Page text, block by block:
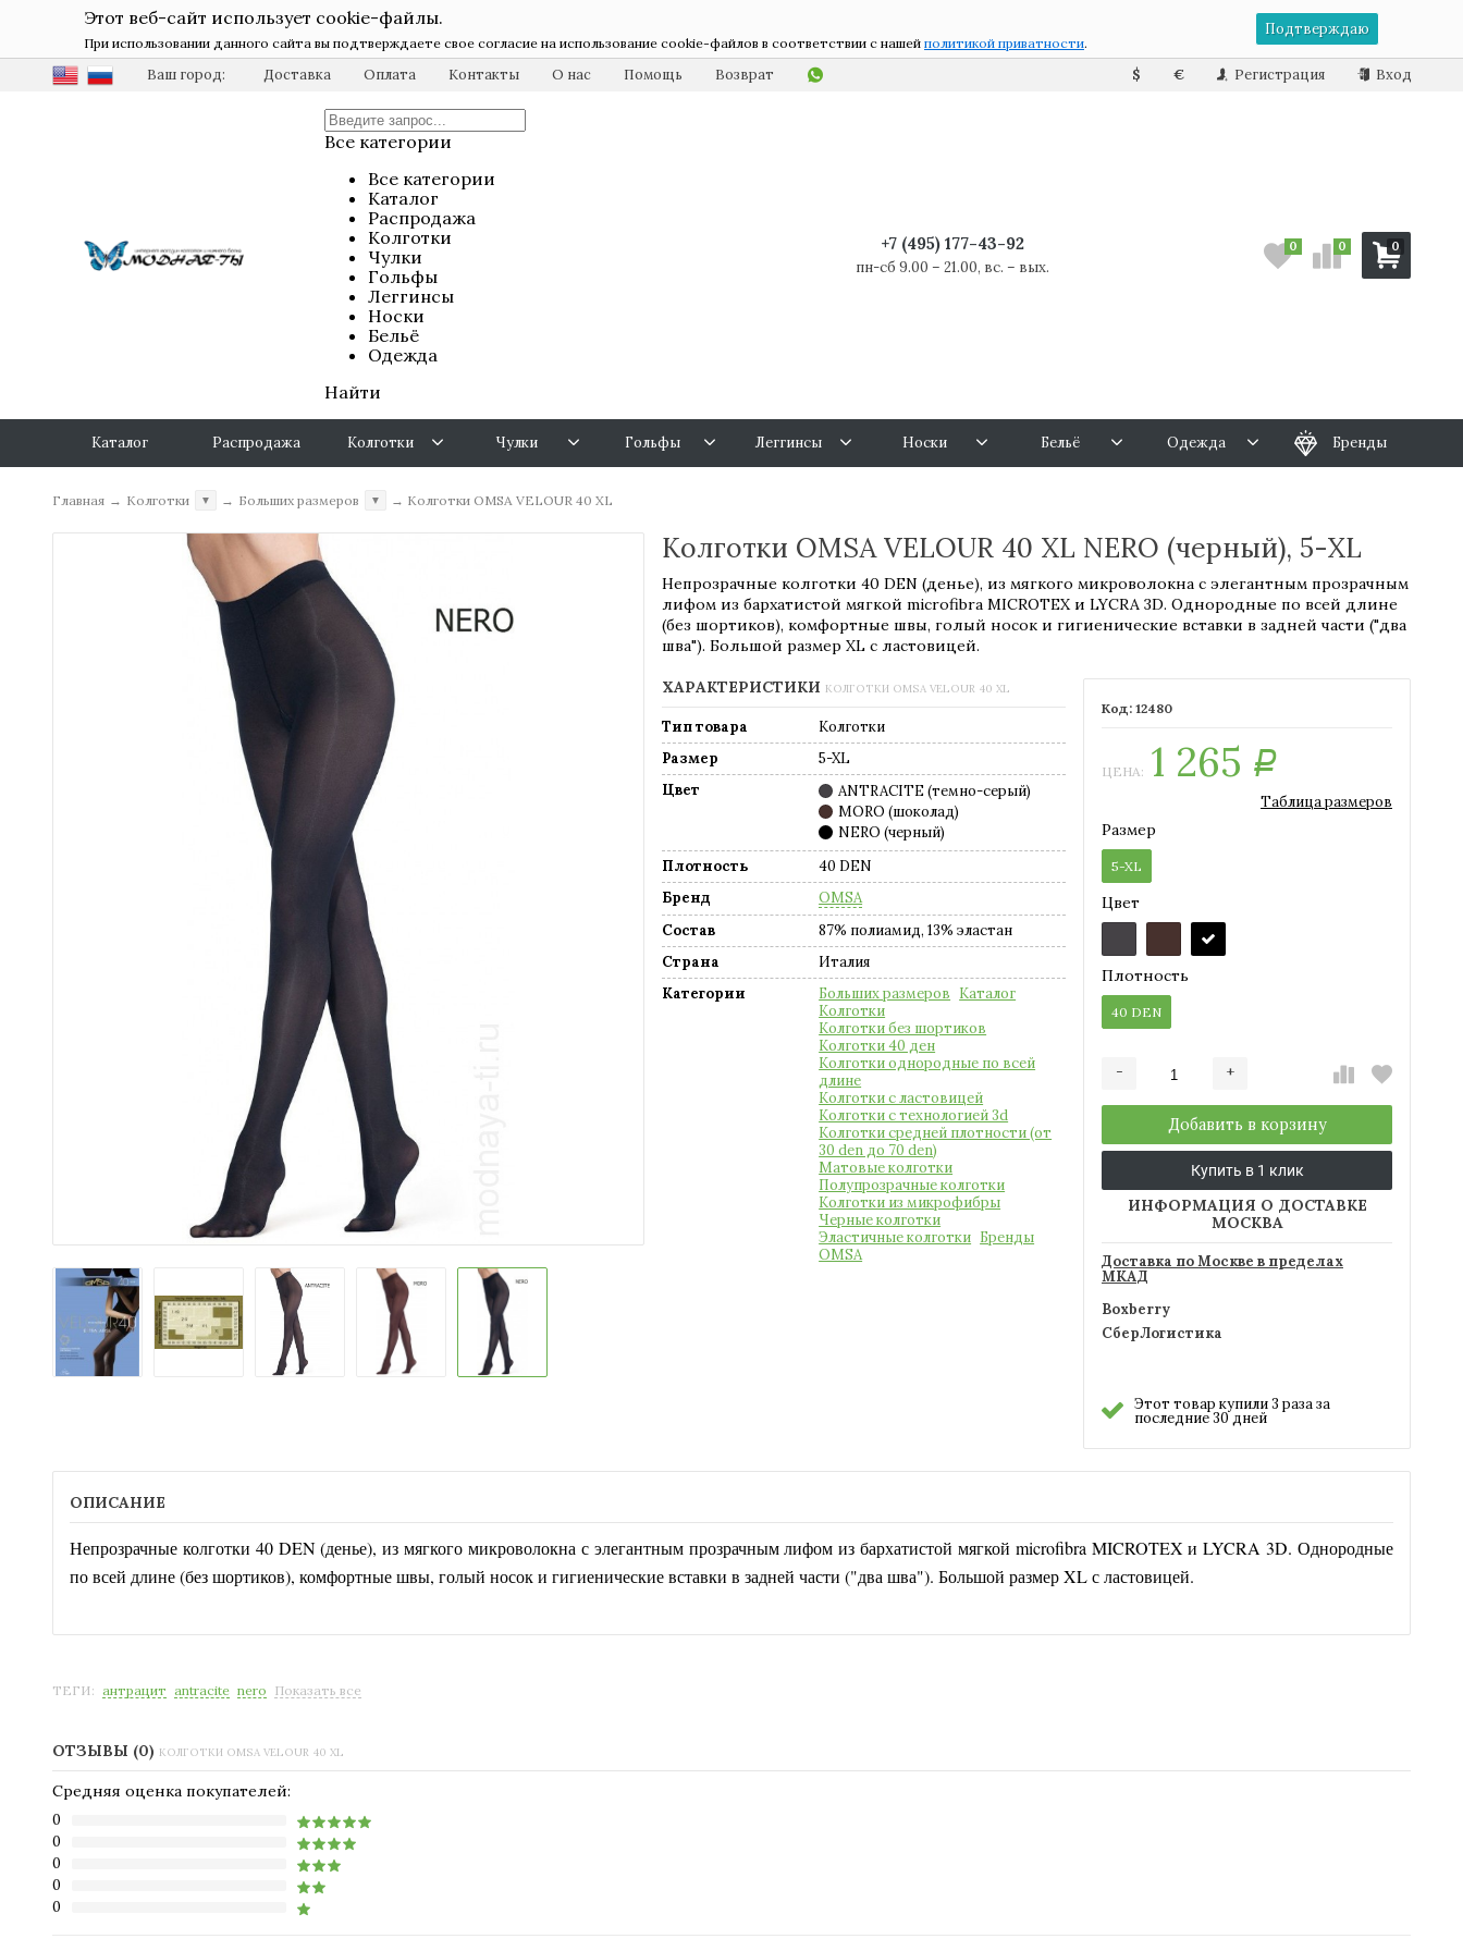
Этот веб-сайт использует cookie-файлы.
При использовании данного сайта вы подтверждаете свое согласие на использование cookie-файлов в соответствии с нашей политикой приватности.
Подтверждаю
Ваш город: Доставка Оплата Контакты О нас Помощь Возврат $ € Регистрация Вход
Все категории
Все категории
Каталог
Распродажа
Колготки
Чулки
Гольфы
Леггинсы
Носки
Бельё
Одежда
Найти
+7 (495) 177-43-92
пн-сб 9.00 – 21.00, вс. – вых.
0
0 0
Каталог Распродажа Колготки Чулки Гольфы Леггинсы Носки Бельё Одежда Бренды
Главная → Колготки ▼ → Больших размеров ▼ → Колготки OMSA VELOUR 40 XL
Колготки OMSA VELOUR 40 XL NERO (черный), 5-XL
Непрозрачные колготки 40 DEN (денье), из мягкого микроволокна с элегантным прозрачным
лифом из бархатистой мягкой microfibra MICROTEX и LYCRA 3D. Однородные по всей длине
(без шортиков), комфортные швы, голый носок и гигиенические вставки в задней части ("два
шва"). Большой размер XL с ластовицей.
12480
ЦЕНА: 1 265 Р
Таблица размеров
Размер
5-XL
Цвет
Плотность
40 DEN
- +
Добавить в корзину
Купить в 1 клик
ИНФОРМАЦИЯ О ДОСТАВКЕ
МОСКВА
Доставка по Москве в пределах
МКАД
Boxberry
СберЛогистика
Этот товар купили 3 раза за
последние 30 дней
ХАРАКТЕРИСТИКИ КОЛГОТКИ OMSA VELOUR 40 XL
Тип товара
Колготки
Размер
5-XL
Цвет
ANTRACITE (темно-серый)
MORO (шоколад)
NERO (черный)
Плотность
40 DEN
Бренд
OMSA
Состав
87% полиамид, 13% эластан
Страна
Италия
Категории
Больших размеров Каталог
Колготки
Колготки без шортиков
Колготки 40 ден
Колготки однородные по всей
длине
Колготки с ластовицей
Колготки с технологией 3d
Колготки средней плотности (от
30 den до 70 den)
Матовые колготки
Полупрозрачные колготки
Колготки из микрофибры
Черные колготки
Эластичные колготки Бренды
OMSA
ОПИСАНИЕ
Непрозрачные колготки 40 DEN (денье), из мягкого микроволокна с элегантным прозрачным лифом из бархатистой мягкой microfibra MICROTEX и LYCRA 3D. Однородные
по всей длине (без шортиков), комфортные швы, голый носок и гигиенические вставки в задней части ("два шва"). Большой размер XL с ластовицей.
ТЕГИ: антрацит antracite nero Показать все
ОТЗЫВЫ (0) КОЛГОТКИ OMSA VELOUR 40 XL
Средняя оценка покупателей:
0
0
0
0
0